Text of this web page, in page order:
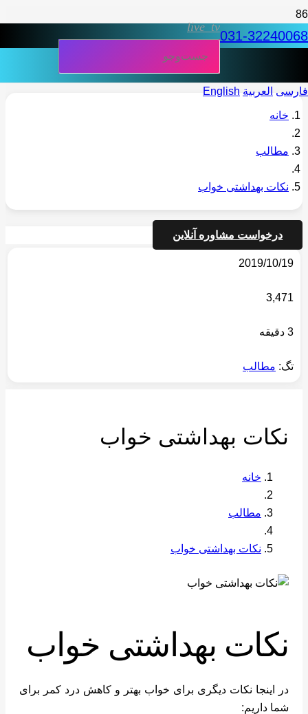
031-32240068
live_tv
فارسی العربية English
خانه
مطالب
نکات بهداشتی خواب
درخواست مشاوره آنلاین
2019/10/19
3,471
3 دقیقه
تگ: مطالب
نکات بهداشتی خواب
خانه
مطالب
نکات بهداشتی خواب
نکات بهداشتی خواب
در اینجا نکات دیگری برای خواب بهتر و کاهش درد کمر برای
شما داریم: